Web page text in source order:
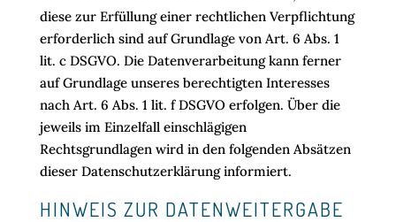
diese zur Erfüllung einer rechtlichen Verpflichtung
erforderlich sind auf Grundlage von Art. 6 Abs. 1
lit. c DSGVO. Die Datenverarbeitung kann ferner
auf Grundlage unseres berechtigten Interesses
nach Art. 6 Abs. 1 lit. f DSGVO erfolgen. Über die
jeweils im Einzelfall einschlägigen
Rechtsgrundlagen wird in den folgenden Absätzen
dieser Datenschutzerklärung informiert.
HINWEIS ZUR DATENWEITERGABE